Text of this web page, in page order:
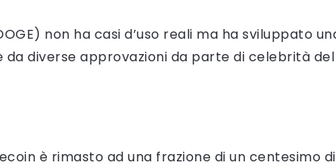
non ha casi d’uso reali ma ha sviluppato
diverse approvazioni da parte di celebrità del
è rimasto ad una frazione di un centesimo